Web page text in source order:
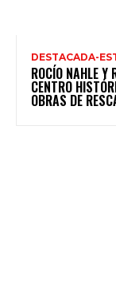
DESTACADA-
ROCÍO NAHLE Y
CENTRO
OBRAS DE